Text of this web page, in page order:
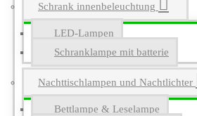
Schrank innenbeleuchtung
LED-Lampen
Schranklampe mit batterie
Nachttischlampen und Nachtlichter
Bettlampe & Leselampe